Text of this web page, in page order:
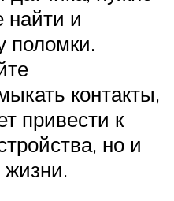
найти и
поломки.
контакты,
привести к
но и